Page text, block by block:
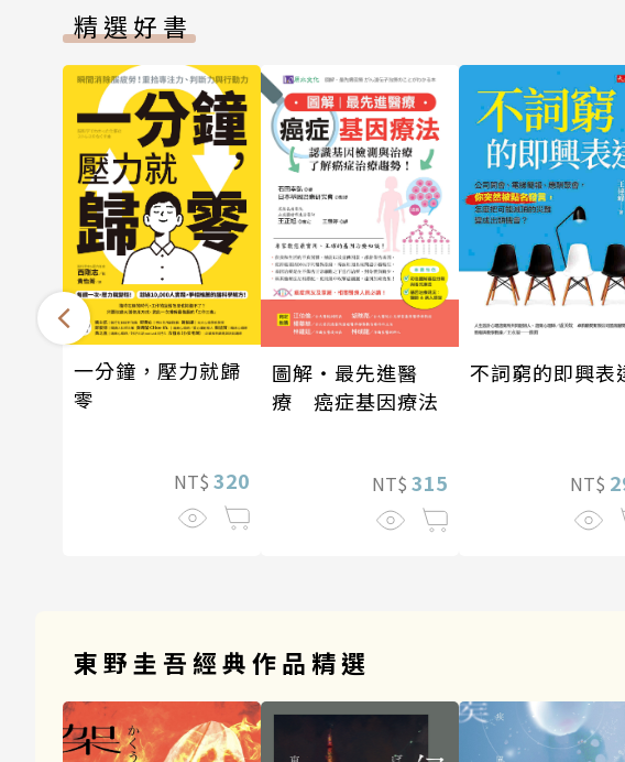
精選好書
一分鐘，壓力就歸
零
NT$ 320
圖解‧最先進醫
療 癌症基因療法
NT$ 315
不詞窮的即興表
NT$
東野圭吾經典作品精選